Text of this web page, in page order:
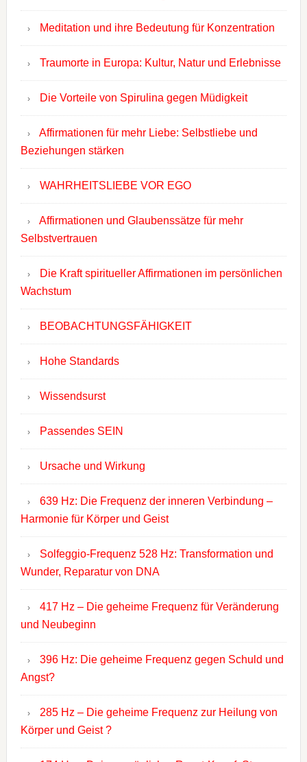
Meditation und ihre Bedeutung für Konzentration
Traumorte in Europa: Kultur, Natur und Erlebnisse
Die Vorteile von Spirulina gegen Müdigkeit
Affirmationen für mehr Liebe: Selbstliebe und
Beziehungen stärken
WAHRHEITSLIEBE VOR EGO
Affirmationen und Glaubenssätze für mehr
Selbstvertrauen
Die Kraft spiritueller Affirmationen im persönlichen
Wachstum
BEOBACHTUNGSFÄHIGKEIT
Hohe Standards
Wissendsurst
Passendes SEIN
Ursache und Wirkung
639 Hz: Die Frequenz der inneren Verbindung –
Harmonie für Körper und Geist
Solfeggio-Frequenz 528 Hz: Transformation und
Wunder, Reparatur von DNA
417 Hz – Die geheime Frequenz für Veränderung
und Neubeginn
396 Hz: Die geheime Frequenz gegen Schuld und
Angst?
285 Hz – Die geheime Frequenz zur Heilung von
Körper und Geist ?